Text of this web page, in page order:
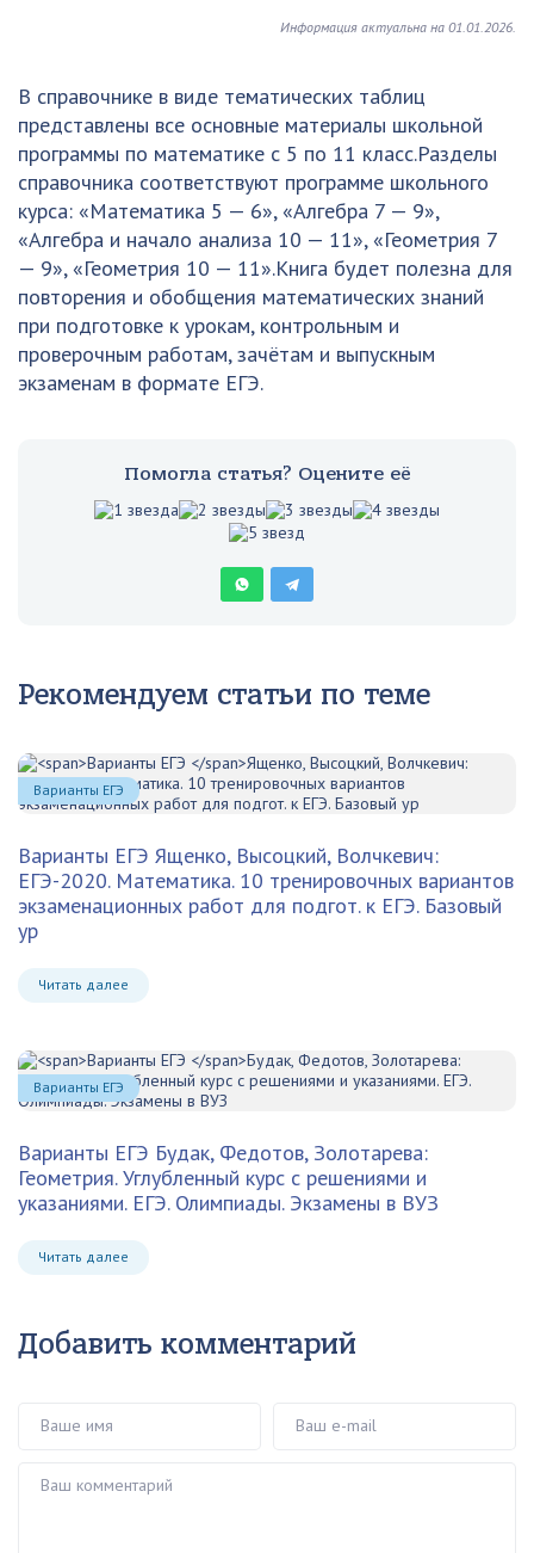
Информация актуальна на 01.01.2026.
В справочнике в виде тематических таблиц
представлены все основные материалы школьной
программы по математике с 5 по 11 класс.Разделы
справочника соответствуют программе школьного
курса: «Математика 5 — 6», «Алгебра 7 — 9»,
«Алгебра и начало анализа 10 — 11», «Геометрия 7
— 9», «Геометрия 10 — 11».Книга будет полезна для
повторения и обобщения математических знаний
при подготовке к урокам, контрольным и
проверочным работам, зачётам и выпускным
экзаменам в формате ЕГЭ.
Помогла статья? Оцените её
Рекомендуем статьи по теме
Варианты ЕГЭ Ященко, Высоцкий, Волчкевич:
ЕГЭ-2020. Математика. 10 тренировочных вариантов
экзаменационных работ для подгот. к ЕГЭ. Базовый
ур
Читать далее
Варианты ЕГЭ
Варианты ЕГЭ Будак, Федотов, Золотарева:
Геометрия. Углубленный курс с решениями и
указаниями. ЕГЭ. Олимпиады. Экзамены в ВУЗ
Читать далее
Варианты ЕГЭ
Добавить комментарий